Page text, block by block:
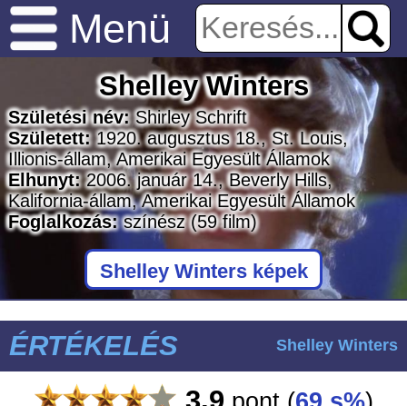
Menü
Shelley Winters
Születési név:Shirley Schrift
Született:1920. augusztus 18., St. Louis,
Illionis-állam, Amerikai Egyesült Államok
Elhunyt:2006. január 14., Beverly Hills,
Kalifornia-állam, Amerikai Egyesült Államok
Foglalkozás:színész(59 film)
Shelley Winters képek
ÉRTÉKELÉS Shelley Winters